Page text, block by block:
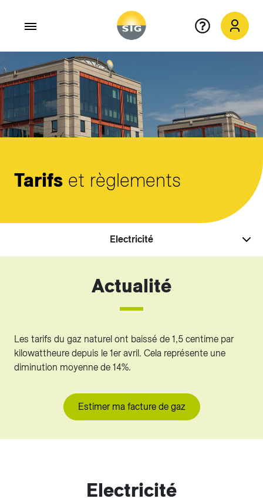
Aller au contenu principal
Tarifs et règlements
Electricité
Actualité
Les tarifs du gaz naturel ont baissé de 1,5 centime par
kilowattheure depuis le 1er avril. Cela représente une
diminution moyenne de 14%.
Estimer ma facture de gaz
Electricité